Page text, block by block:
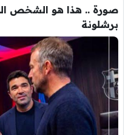
صورة .. هذا هو الشخص
برشلونة